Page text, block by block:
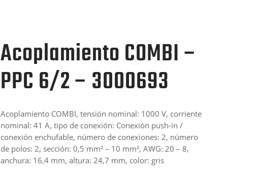
Acoplamiento COMBI –
PPC 6/2 – 3000693
Acoplamiento COMBI, tensión nominal: 1000 V, corriente
nominal: 41 A, tipo de conexión: Conexión push-in /
conexión enchufable, número de conexiones: 2, número
de polos: 2, sección: 0,5 mm² – 10 mm², AWG: 20 – 8,
anchura: 16,4 mm, altura: 24,7 mm, color: gris